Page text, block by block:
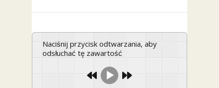
Naciśnij przycisk odtwarzania, aby
odsłuchać tę zawartość